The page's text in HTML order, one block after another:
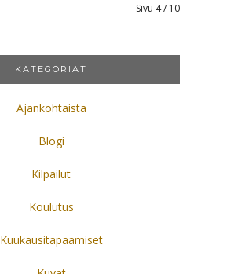
Sivu 4 / 10
KATEGORIAT
Ajankohtaista
Blogi
Kilpailut
Koulutus
Kuukausitapaamiset